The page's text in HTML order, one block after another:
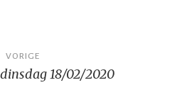
VORIGE
18/02/2020